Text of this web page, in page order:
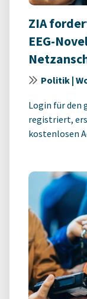
ZIA
EEG-
Politik |
Login für den
registriert,
kostenlosen